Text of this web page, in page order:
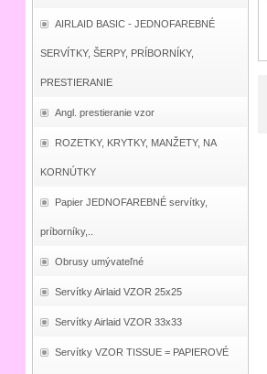
AIRLAID BASIC - JEDNOFAREBNÉ
SERVÍTKY, ŠERPY, PRÍBORNÍKY,
PRESTIERANIE
Angl. prestieranie vzor
ROZETKY, KRYTKY, MANŽETY, NA
KORNÚTKY
Papier JEDNOFAREBNÉ servítky,
príborníky,..
Obrusy umývateľné
Servítky Airlaid VZOR 25x25
Servítky Airlaid VZOR 33x33
Servítky VZOR TISSUE = PAPIEROVÉ